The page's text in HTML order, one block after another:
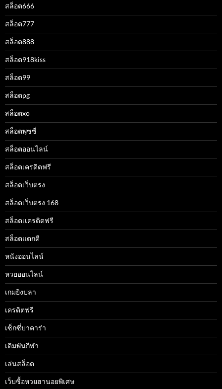
สล็อต666
สล็อต777
สล็อต888
สล็อต918kiss
สล็อต99
สล็อตpg
สล็อตxo
สล็อตพุซซี่
สล็อตออนไลน์
สล็อตเครดิตฟรี
สล็อตเว็บตรง
สล็อตเว็บตรง 168
สล็อตเเครดิตฟรี
สล็อตแตกดี
หนังออนไลน์
หวยออนไลน์
เกมยิงปลา
เครดิตฟรี
เซ็กซี่บาคาร่า
เดิมพันกีฬา
เล่นสล็อต
เว็บซื้อหวยฮานอยพิเศษ